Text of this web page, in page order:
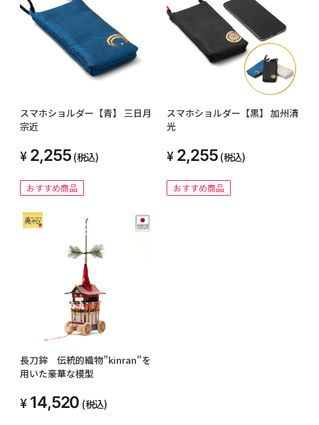
スマホショルダー【青】 三日月
宗近
2,255 (税込)
おすすめ商品
スマホショルダー【黒】 加州清
光
2,255 (税込)
おすすめ商品
長刀鉾 伝統的織物”kinran"を
用いた豪華な模型
14,520 (税込)